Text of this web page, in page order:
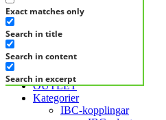
Exact matches only
Search in title
Search in content
Search in excerpt
KATEGORIER
FRÅGA DIREKT
OUTLET
Kategorier
IBC-kopplingar